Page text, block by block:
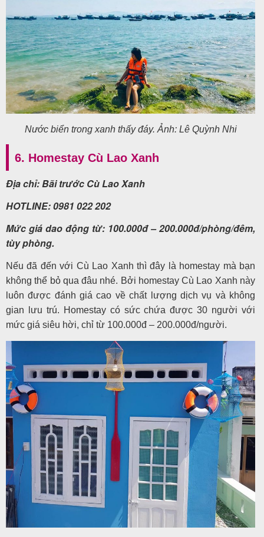
Nước biển trong xanh thấy đáy. Ảnh: Lê Quỳnh Nhi
6. Homestay Cù Lao Xanh
Địa chỉ: Bãi trước Cù Lao Xanh
HOTLINE: 0981 022 202
Mức giá dao động từ: 100.000đ – 200.000đ/phòng/đêm,
tùy phòng.
Nếu đã đến với Cù Lao Xanh thì đây là homestay mà bạn
không thể bỏ qua đâu nhé. Bởi homestay Cù Lao Xanh này
luôn được đánh giá cao về chất lượng dịch vụ và không
gian lưu trú. Homestay có sức chứa được 30 người với
mức giá siêu hời, chỉ từ 100.000đ – 200.000đ/người.